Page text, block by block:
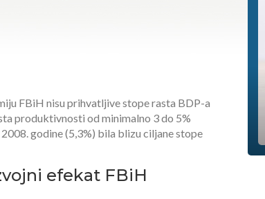
FBiH nisu prihvatljive stope rasta BDP-a
produktivnosti od minimalno 3 do 5%
godine (5,3%) bila blizu ciljane stope
efekat FBiH